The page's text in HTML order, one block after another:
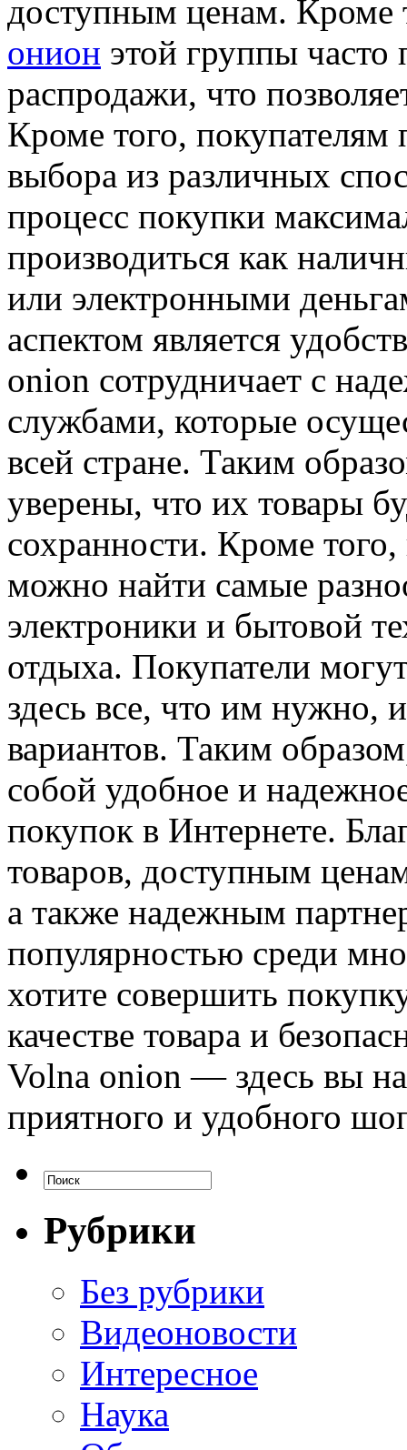
доступным ценам. Кроме
онион этой группы часто
распродажи, что
Кроме того, покупателям
выбора из различных
процесс покупки
производиться как
или электронными
аспектом является
onion сотрудничает с
службами, которые
всей стране. Таким
уверены, что их товары
сохранности. Кроме
можно найти самые
электроники и бытовой
отдыха. Покупатели
здесь все, что им нужно,
вариантов. Таким
собой удобное и
покупок в Интернете.
товаров, доступным
а также надежным
популярностью среди
хотите совершить
качестве товара и
Volna onion — здесь вы
приятного и удобного
Рубрики
Без рубрики
Видеоновости
Интересное
Наука